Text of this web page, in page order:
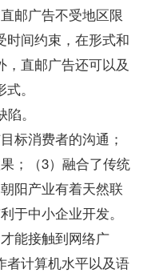
邮广告不受地区限
时间约束，在形式和
直邮广告还可以及
。
。
消费者的沟通；
；（3）融合了传统
阳产业有着天然联
于中小企业开发。
能接触到网络广
者计算机水平以及语